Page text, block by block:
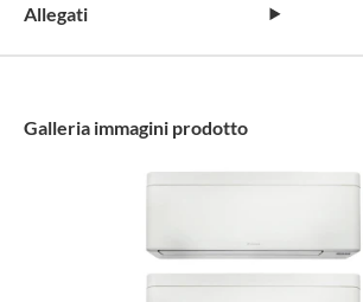
Allegati
Galleria immagini prodotto